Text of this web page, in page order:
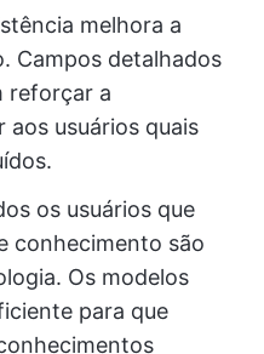
melhora a
Campos detalhados
reforçar a
aos usuários quais
os usuários que
conhecimento são
Os modelos
para que